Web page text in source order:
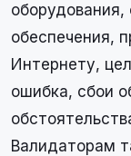
оборудования,
обеспечения,
Интернету,
ошибка, сбои
Валидаторам